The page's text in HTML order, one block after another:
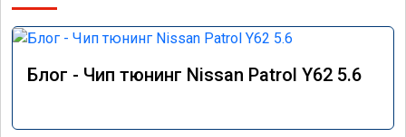
Блог - Чип тюнинг Nissan Patrol Y62 5.6